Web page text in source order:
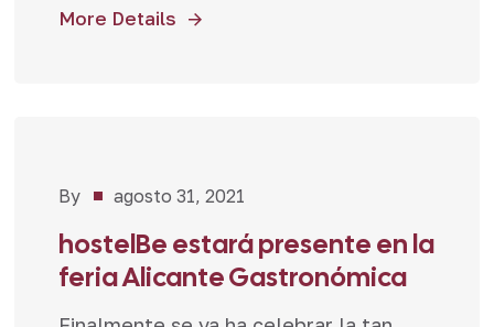
More Details
Noticias
By agosto 31, 2021
hostelBe estará presente en la
feria Alicante Gastronómica